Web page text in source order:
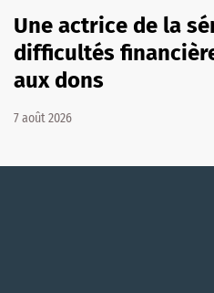
Une actrice de la
difficultés
aux dons
7 août 2026